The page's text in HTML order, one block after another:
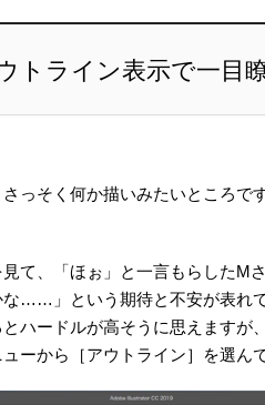
トライン表示で一目
っそく何か描いみたいところ
て、「ほぉ」と一言もらしたM
……」という期待と不安が表れ
ハードルが高そうに思えますが
ーから［アウトライン］を選ん